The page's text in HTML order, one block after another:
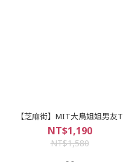
【芝麻街】MIT大鳥姐姐男友T
NT$1,190
NT$1,580